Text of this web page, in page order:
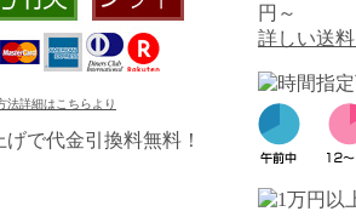
法詳細はこちらより
円～
詳しい送